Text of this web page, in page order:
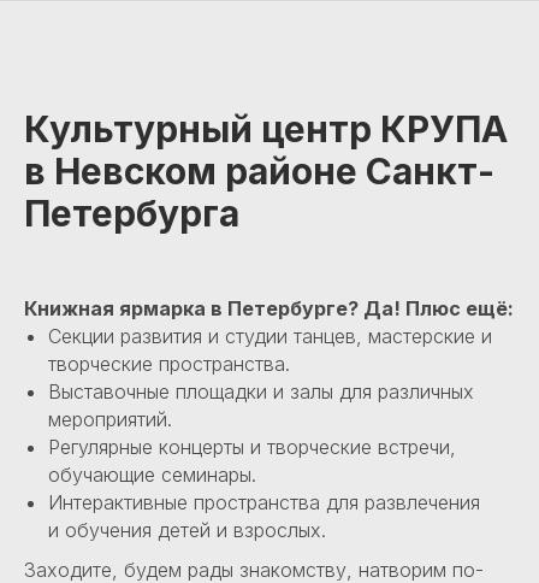
Культурный центр КРУПА
в Невском районе Санкт-
Петербурга
Книжная ярмарка в Петербурге? Да! Плюс ещё:
Секции развития и студии танцев, мастерские и
творческие пространства.
Выставочные площадки и залы для различных
мероприятий.
Регулярные концерты и творческие встречи,
обучающие семинары.
Интерактивные пространства для развлечения
и обучения детей и взрослых.
Заходите, будем рады знакомству, натворим по-